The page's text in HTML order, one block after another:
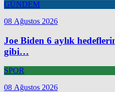
GÜNDEM
08 Ağustos 2026
Joe Biden 6 aylık
gibi…
SPOR
08 Ağustos 2026